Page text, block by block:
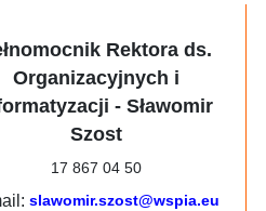
Rektora ds.
Organizacyjnych i
- Sławomir
Szost
17 867 04 50
slawomir.szost@wspia.eu